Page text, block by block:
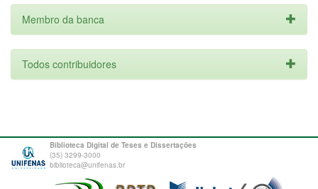
Membro da banca
Todos contribuidores
Biblioteca Digital de Teses e Dissertações
(35) 3299-3000
biblioteca@unifenas.br